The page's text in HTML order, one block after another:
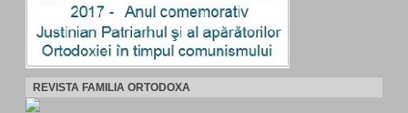
REVISTA FAMILIA ORTODOXA